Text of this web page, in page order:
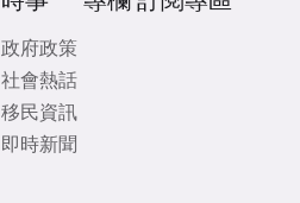
政府政策
社會熱話
移民資訊
即時新聞